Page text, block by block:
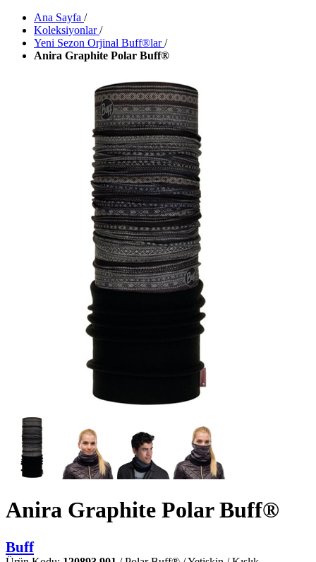
Ana Sayfa /
Koleksiyonlar /
Yeni Sezon Orjinal Buff®lar /
Anira Graphite Polar Buff®
Anira Graphite Polar Buff®
Buff